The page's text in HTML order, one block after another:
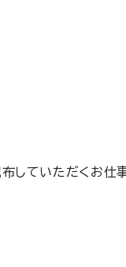
していただくお仕